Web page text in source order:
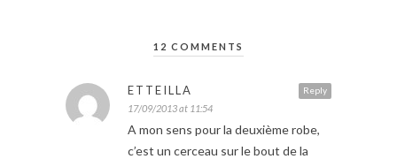
12 COMMENTS
Reply
ETTEILLA
17/09/2013 at 11:54
A mon sens pour la deuxième robe,
c’est un cerceau sur le bout de la